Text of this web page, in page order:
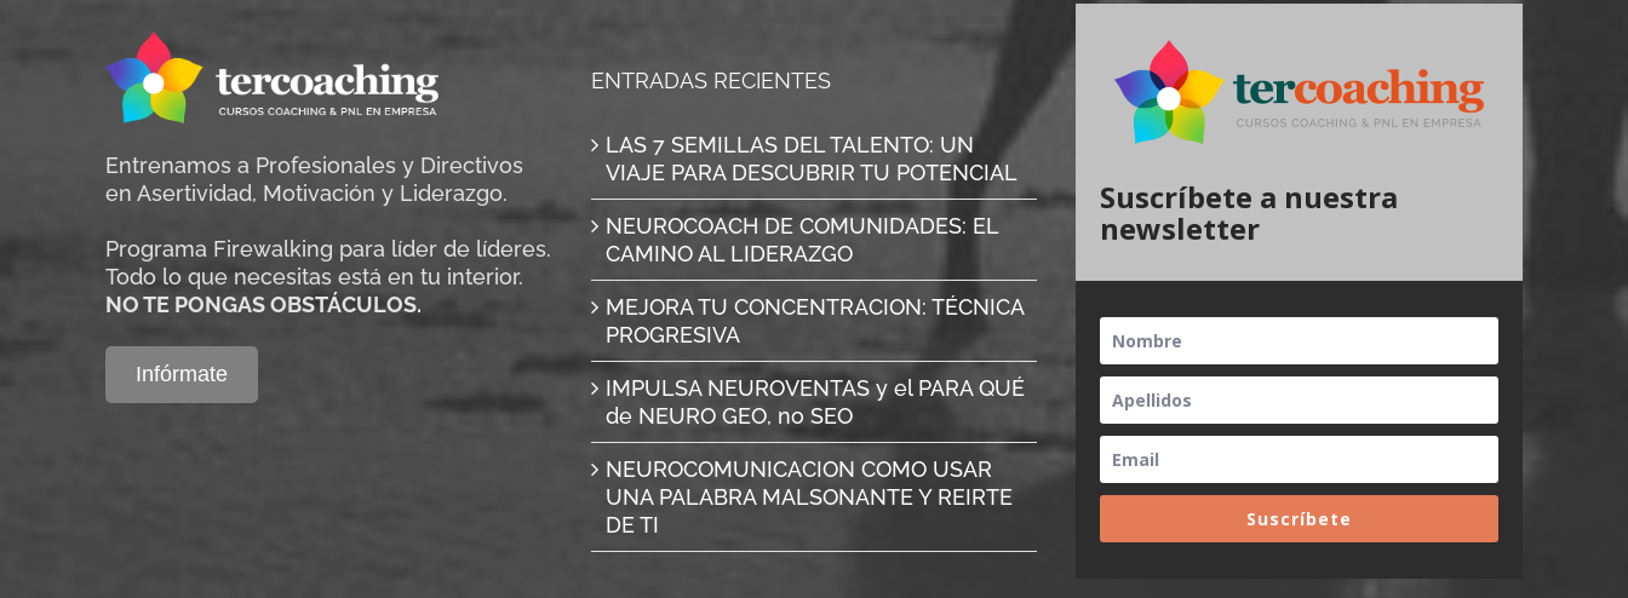
Entrenamos a Profesionales y Directivos
en Asertividad, Motivación y Liderazgo.
Programa Firewalking para líder de líderes.
Todo lo que necesitas está en tu interior.
NO TE PONGAS OBSTÁCULOS.
Infórmate
ENTRADAS RECIENTES
LAS 7 SEMILLAS DEL TALENTO: UN
VIAJE PARA DESCUBRIR TU POTENCIAL
NEUROCOACH DE COMUNIDADES: EL
CAMINO AL LIDERAZGO
MEJORA TU CONCENTRACION: TÉCNICA
PROGRESIVA
IMPULSA NEUROVENTAS y el PARA QUÉ
de NEURO GEO, no SEO
NEUROCOMUNICACION COMO USAR
UNA PALABRA MALSONANTE Y REIRTE
DE TI
Suscríbete a nuestra
newsletter
Suscríbete